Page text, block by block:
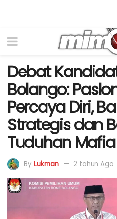
Debat
Bolango:
Percaya Diri,
Strategis dan
Tuduhan
By Lukman 2 tahun Ago